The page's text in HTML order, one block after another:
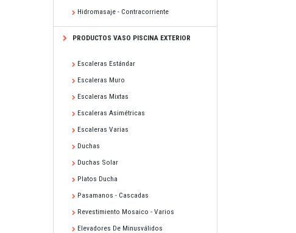
Hidromasaje - Contracorriente
PRODUCTOS VASO PISCINA EXTERIOR
Escaleras Estándar
Escaleras Muro
Escaleras Mixtas
Escaleras Asimétricas
Escaleras Varias
Duchas
Duchas Solar
Platos Ducha
Pasamanos - Cascadas
Revestimiento Mosaico - Varios
Elevadores De Minusválidos